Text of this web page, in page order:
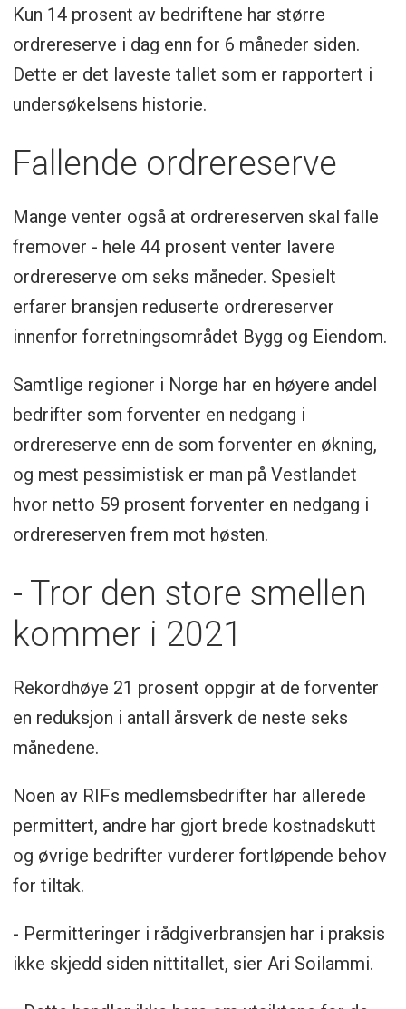
Kun 14 prosent av bedriftene har større
ordrereserve i dag enn for 6 måneder siden.
Dette er det laveste tallet som er rapportert i
undersøkelsens historie.
Fallende ordrereserve
Mange venter også at ordrereserven skal falle
fremover - hele 44 prosent venter lavere
ordrereserve om seks måneder. Spesielt
erfarer bransjen reduserte ordrereserver
innenfor forretningsområdet Bygg og Eiendom.
Samtlige regioner i Norge har en høyere andel
bedrifter som forventer en nedgang i
ordrereserve enn de som forventer en økning,
og mest pessimistisk er man på Vestlandet
hvor netto 59 prosent forventer en nedgang i
ordrereserven frem mot høsten.
- Tror den store smellen
kommer i 2021
Rekordhøye 21 prosent oppgir at de forventer
en reduksjon i antall årsverk de neste seks
månedene.
Noen av RIFs medlemsbedrifter har allerede
permittert, andre har gjort brede kostnadskutt
og øvrige bedrifter vurderer fortløpende behov
for tiltak.
- Permitteringer i rådgiverbransjen har i praksis
ikke skjedd siden nittitallet, sier Ari Soilammi.